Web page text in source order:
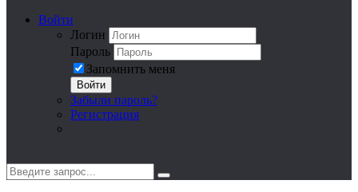
Войти
Логин
Пароль
Запомнить меня
Войти
Забыли пароль?
Регистрация